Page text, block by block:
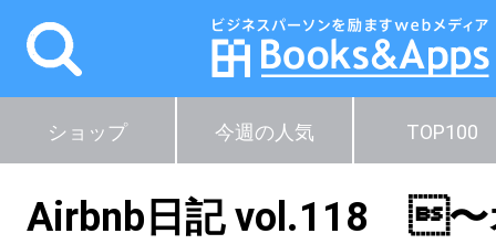
ショップ 今週の人気 TOP100
Airbnb日記 vol.118 〜